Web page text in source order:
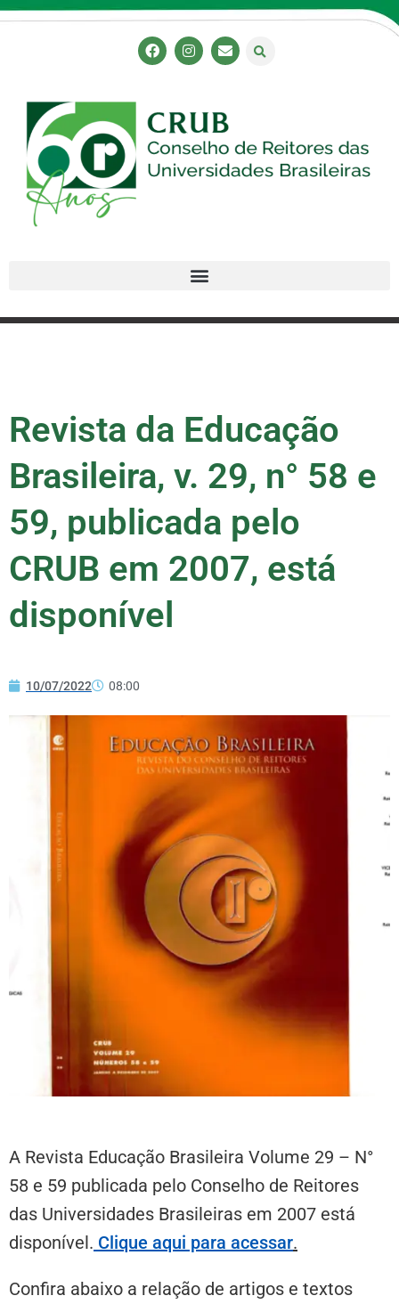
Revista da Educação
Brasileira, v. 29, n° 58 e
59, publicada pelo
CRUB em 2007, está
disponível
10/07/2022 08:00
A Revista Educação Brasileira Volume 29 – N°
58 e 59 publicada pelo Conselho de Reitores
das Universidades Brasileiras em 2007 está
disponível. Clique aqui para acessar.
Confira abaixo a relação de artigos e textos